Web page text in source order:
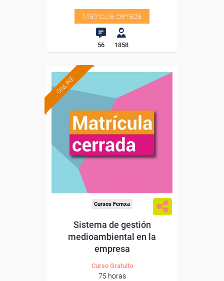
Matrícula cerrada
56 1858
ONLINE
Cursos Femxa
Sistema de gestión
medioambiental en la
empresa
Curso Gratuito
75 horas